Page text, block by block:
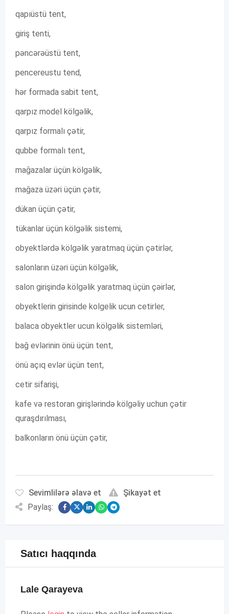
qapıüstü tent,
giriş tenti,
pəncərəüstü tent,
pencereustu tend,
hər formada sabit tent,
qarpız model kölgəlik,
qarpız formalı çətir,
qubbe formalı tent,
mağazalar üçün kölgəlik,
mağaza üzəri üçün çətir,
dükan üçün çətir,
tükanlar üçün kölgəlik sistemi,
obyektlərdə kölgəlik yaratmaq üçün çətirlər,
salonların üzəri üçün kölgəlik,
salon girişində kölgəlik yaratmaq üçün çəirlər,
obyektlerin girisinde kolgelik ucun cetirler,
balaca obyektler ucun kölgəlik sistemləri,
bağ evlərinin önü üçün tent,
önü açıq evlər üçün tent,
cetir sifarişi,
kafe və restoran girişlərində kölgəliy uchun çətir
quraşdırılması,
balkonların önü üçün çətir,
Sevimlilərə əlavə et
Şikayət et
Paylaş:
Satıcı haqqında
Lale Qarayeva